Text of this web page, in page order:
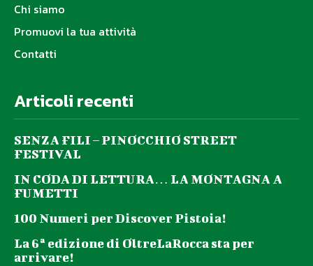
Chi siamo
Promuovi la tua attività
Contatti
Articoli recenti
SENZA FILI – PINOCCHIO STREET
FESTIVAL
IN CODA DI LETTURA… LA MONTAGNA A
FUMETTI
100 Numeri per Discover Pistoia!
La 6ª edizione di OltreLaRocca sta per
arrivare!